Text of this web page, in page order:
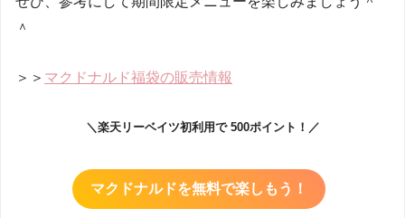
＾
＞＞ マクドナルド福袋の販売情報
＼楽天リーベイツ初利用で500ポイント！／
マクドナルドを無料で楽しもう！